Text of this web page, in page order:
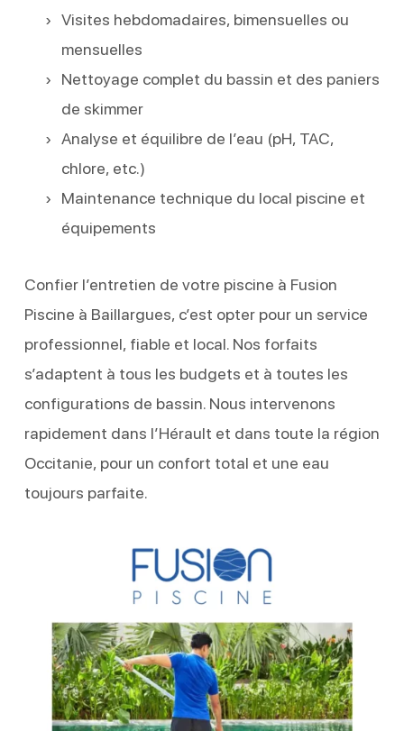
Visites hebdomadaires, bimensuelles ou
mensuelles
Nettoyage complet du bassin et des paniers
de skimmer
Analyse et équilibre de l’eau (pH, TAC,
chlore, etc.)
Maintenance technique du local piscine et
équipements
Confier l’entretien de votre piscine à Fusion
Piscine à Baillargues, c’est opter pour un service
professionnel, fiable et local. Nos forfaits
s’adaptent à tous les budgets et à toutes les
configurations de bassin. Nous intervenons
rapidement dans l’Hérault et dans toute la région
Occitanie, pour un confort total et une eau
toujours parfaite.